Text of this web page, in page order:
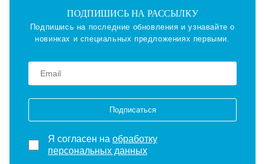
ПОДПИШИСЬ НА РАССЫЛКУ
Подпишись на последние обновления и узнавайте о
новинках и специальных предложениях первыми.
Подписаться
Я согласен на обработку
персональных данных